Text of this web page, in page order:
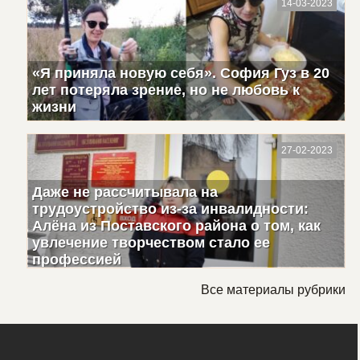
14-03-2023
«Я приняла новую себя». София Гуз в 20
лет потеряла зрение, но не любовь к
жизни
27-02-2023
Даже не рассчитывала на
трудоустройство из-за инвалидности:
Алёна из Поставского района о том, как
увлечение творчеством стало ее
профессией
Все материалы рубрики